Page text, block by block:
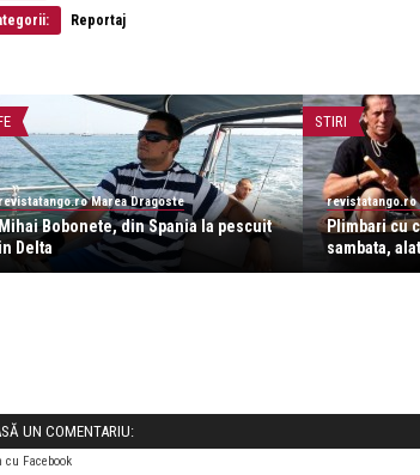
Reportaj
Marea Dragoste
Bobonete, din Spania la pescuit
in Delta
STIRI
revistatango.ro
Plimbari cu
sambata,
UN COMENTARIU:
cu Facebook